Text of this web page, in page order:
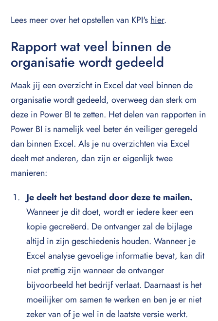
Lees meer over het opstellen van KPI's hier.
Rapport wat veel binnen de
organisatie wordt gedeeld
Maak jij een overzicht in Excel dat veel binnen de
organisatie wordt gedeeld, overweeg dan sterk om
deze in Power BI te zetten. Het delen van rapporten in
Power BI is namelijk veel beter én veiliger geregeld
dan binnen Excel. Als je nu overzichten via Excel
deelt met anderen, dan zijn er eigenlijk twee
manieren:
Je deelt het bestand door deze te mailen.
Wanneer je dit doet, wordt er iedere keer een
kopie gecreëerd. De ontvanger zal de bijlage
altijd in zijn geschiedenis houden. Wanneer je
Excel analyse gevoelige informatie bevat, kan dit
niet prettig zijn wanneer de ontvanger
bijvoorbeeld het bedrijf verlaat. Daarnaast is het
moeilijker om samen te werken en ben je er niet
zeker van of je wel in de laatste versie werkt.